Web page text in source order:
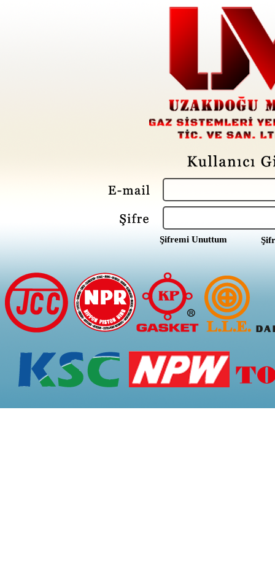
Şifremi Unuttum